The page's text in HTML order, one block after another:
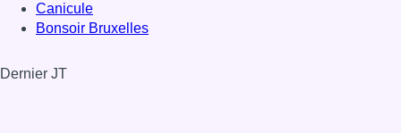
Canicule
Bonsoir Bruxelles
Dernier JT